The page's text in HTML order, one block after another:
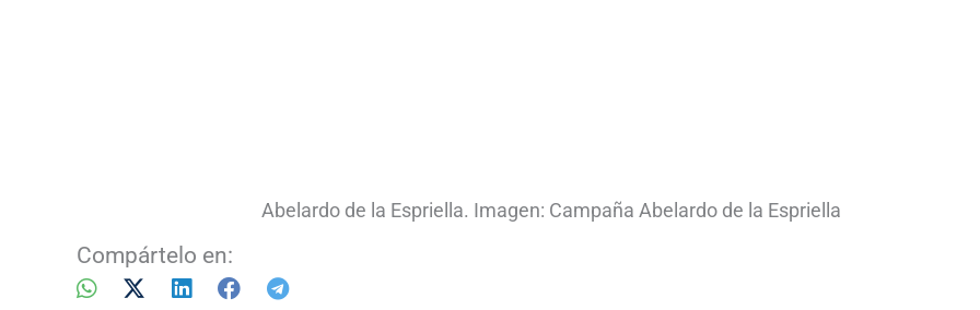
Abelardo de la Espriella. Imagen: Campaña Abelardo de la Espriella
Compártelo en: